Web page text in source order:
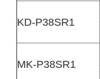
KD-P38SR1
MK-P38SR1